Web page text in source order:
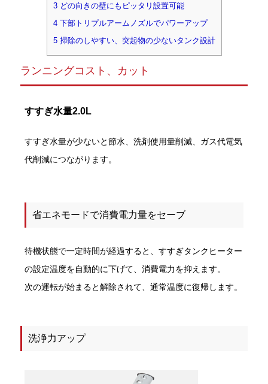
3どの向きの壁にもピッタリ設置可能
4下部トリプルアームノズルでパワーアップ
5掃除のしやすい、突起物の少ないタンク設計
ランニングコスト、カット
すすぎ水量2.0L
すすぎ水量が少ないと節水、洗剤使用量削減、ガス代電気
代削減につながります。
省エネモードで消費電力量をセーブ
待機状態で一定時間が経過すると、すすぎタンクヒーター
の設定温度を自動的に下げて、消費電力を抑えます。
次の運転が始まると解除されて、通常温度に復帰します。
洗浄力アップ